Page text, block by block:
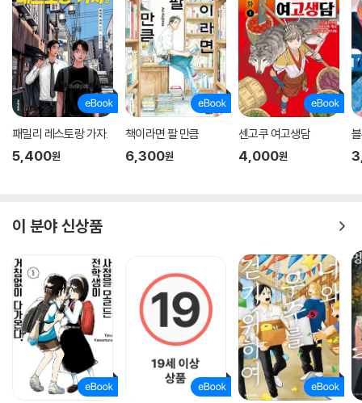
패밀리 레스토랑 가자.
5,400원
책이라면 팔 만큼
6,300원
센고쿠 여고생담
4,000원
이 분야 신상품